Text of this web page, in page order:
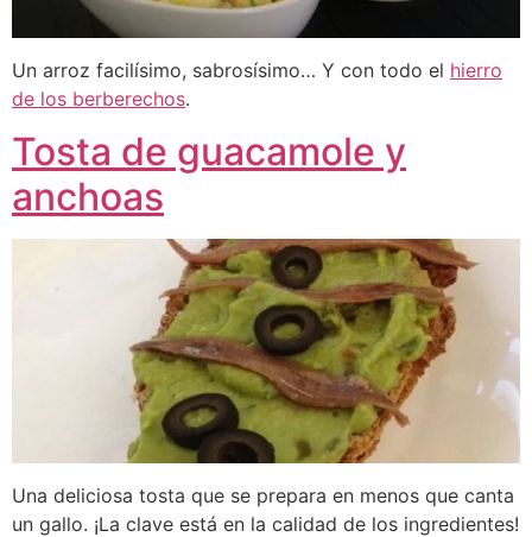
Un arroz facilísimo, sabrosísimo… Y con todo el hierro
de los berberechos.
Tosta de guacamole y
anchoas
Una deliciosa tosta que se prepara en menos que canta
un gallo. ¡La clave está en la calidad de los ingredientes!